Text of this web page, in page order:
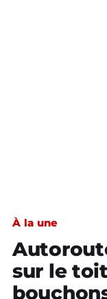
À la une
sur le